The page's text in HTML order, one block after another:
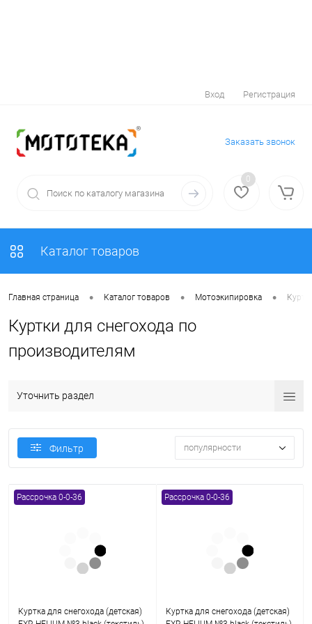
Вход Регистрация
Заказать звонок
0
Каталог товаров
Главная страница • Каталог товаров • Мотоэкипировка •
Куртки для снегохода по
производителям
Уточнить раздел
Фильтр популярности
Рассрочка 0-0-36
Куртка для снегохода (детская)
Рассрочка 0-0-36
Куртка для снегохода (детская)